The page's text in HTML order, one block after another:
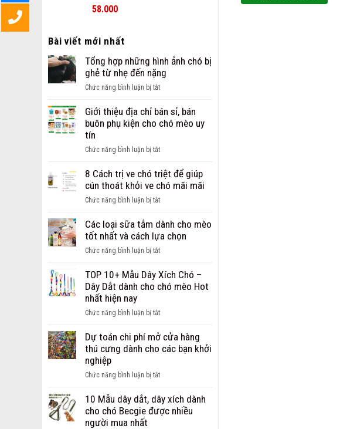
58.000
Bài viết mới nhất
Tổng hợp những hình ảnh chó bị
ghẻ từ nhẹ đến nặng
Chức năng bình luận bị tắtở
hợp
những
chó
ghẻ
từ
nhẹ
nặng
Giới thiệu địa chỉ bán sỉ, bán
buôn phụ kiện cho chó mèo uy
tín
Chức năng bình luận bị tắtở
thiệu
địa
bán
bán
buôn
phụ
cho
chó
tín
8 Cách trị ve chó triệt để giúp
cún thoát khỏi ve chó mãi mãi
Chức năng bình luận bị tắtở
Cách
trị
chó
để
giúp
thoát
ve
chó
Các loại sữa tắm dành cho mèo
tốt nhất và cách lựa chọn
Chức năng bình luận bị tắtở
loại
sữa
cho
tốt
nhất
cách
chọn
TOP 10+ Mẫu Dây Xích Chó –
Dây Dắt dành cho chó mèo Hot
nhất hiện nay
Chức năng bình luận bị tắtở
10+
Mẫu
Chó
Dây
Dắt
Dự toán chi phí mở cửa hàng
thú cưng dành cho các bạn khởi
nghiệp
Chức năng bình luận bị tắtở
toán
chi
10 Mẫu dây dắt, dây xích dành
cho chó Becgie được nhiều
người mua nhất